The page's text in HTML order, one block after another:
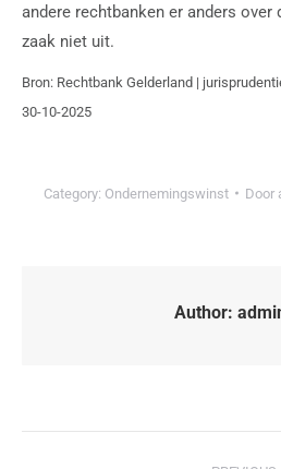
andere rechtbanken er anders over
zaak niet uit.
Bron: Rechtbank Gelderland |
30-10-2025
Category: Ondernemingswinst Door
Author: